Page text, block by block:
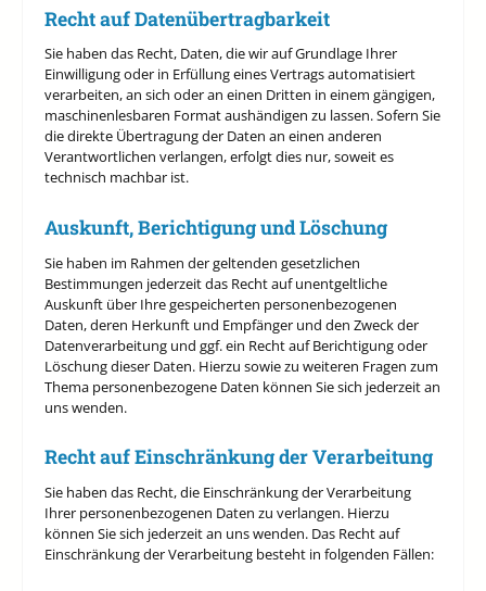
Recht auf Daten­übertrag­barkeit
Sie haben das Recht, Daten, die wir auf Grundlage Ihrer
Einwilligung oder in Erfüllung eines Vertrags automatisiert
verarbeiten, an sich oder an einen Dritten in einem gängigen,
maschinenlesbaren Format aushändigen zu lassen. Sofern Sie
die direkte Übertragung der Daten an einen anderen
Verantwortlichen verlangen, erfolgt dies nur, soweit es
technisch machbar ist.
Auskunft, Berichtigung und Löschung
Sie haben im Rahmen der geltenden gesetzlichen
Bestimmungen jederzeit das Recht auf unentgeltliche
Auskunft über Ihre gespeicherten personenbezogenen
Daten, deren Herkunft und Empfänger und den Zweck der
Datenverarbeitung und ggf. ein Recht auf Berichtigung oder
Löschung dieser Daten. Hierzu sowie zu weiteren Fragen zum
Thema personenbezogene Daten können Sie sich jederzeit an
uns wenden.
Recht auf Einschränkung der Verarbeitung
Sie haben das Recht, die Einschränkung der Verarbeitung
Ihrer personenbezogenen Daten zu verlangen. Hierzu
können Sie sich jederzeit an uns wenden. Das Recht auf
Einschränkung der Verarbeitung besteht in folgenden Fällen: